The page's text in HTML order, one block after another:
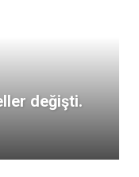
değişti.